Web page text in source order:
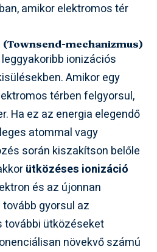
amikor elektromos tér
mechanizmus)
ionizációs
Amikor egy
térben felgyorsul,
Ha ez az energia elegendő
atommal vagy
során kiszakítson belőle
ütközéses ionizáció
és az újonnan
gyorsul az
további ütközéseket
növekvő számú